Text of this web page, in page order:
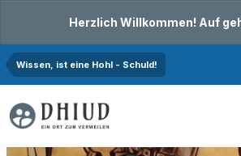
Herzlich Willkommen! Auf
Wissen, ist eine Hohl - Schuld!